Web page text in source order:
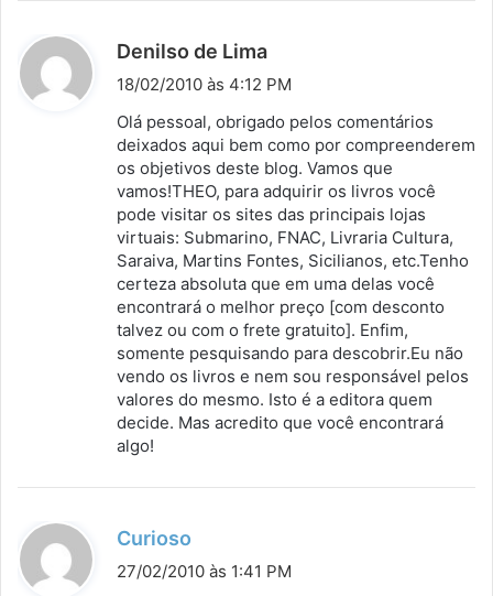
Denilso de Lima
i
s
e
:
18/02/2010 às 4:12 PM
Olá pessoal, obrigado pelos comentários
deixados aqui bem como por compreenderem
os objetivos deste blog. Vamos que
vamos!THEO, para adquirir os livros você
pode visitar os sites das principais lojas
virtuais: Submarino, FNAC, Livraria Cultura,
Saraiva, Martins Fontes, Sicilianos, etc.Tenho
certeza absoluta que em uma delas você
encontrará o melhor preço [com desconto
talvez ou com o frete gratuito]. Enfim,
somente pesquisando para descobrir.Eu não
vendo os livros e nem sou responsável pelos
valores do mesmo. Isto é a editora quem
decide. Mas acredito que você encontrará
algo!
Curioso
i
27/02/2010 às 1:41 PM